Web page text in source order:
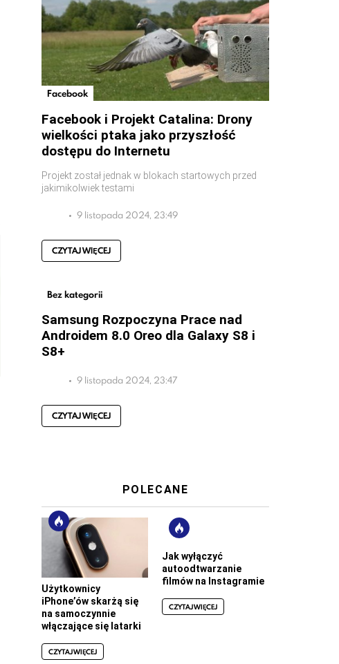
Facebook
Facebook i Projekt Catalina: Drony
wielkości ptaka jako przyszłość
dostępu do Internetu
Projekt został jednak w blokach startowych przed
jakimikolwiek testami
9 listopada 2024, 23:49
CZYTAJ WIĘCEJ
Bez kategorii
Samsung Rozpoczyna Prace nad
Androidem 8.0 Oreo dla Galaxy S8 i
S8+
9 listopada 2024, 23:47
CZYTAJ WIĘCEJ
POLECANE
Użytkownicy
iPhone’ów skarżą się
na samoczynnie
włączające się latarki
CZYTAJ WIĘCEJ
Jak wyłączyć
autoodtwarzanie
filmów na Instagramie
CZYTAJ WIĘCEJ